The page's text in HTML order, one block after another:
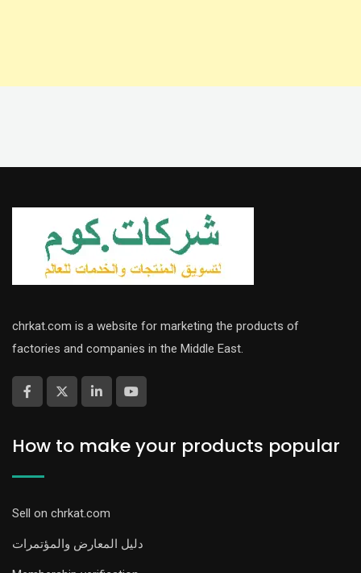
chrkat.com is a website for marketing the products of
factories and companies in the Middle East.
How to make your products popular
Sell on chrkat.com
دليل المعارض والمؤتمرات